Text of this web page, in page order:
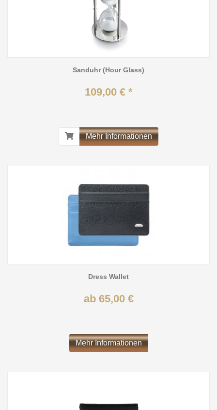
Sanduhr (Hour Glass)
109,00 € *
Mehr Informationen
Dress Wallet
ab 65,00 €
Mehr Informationen